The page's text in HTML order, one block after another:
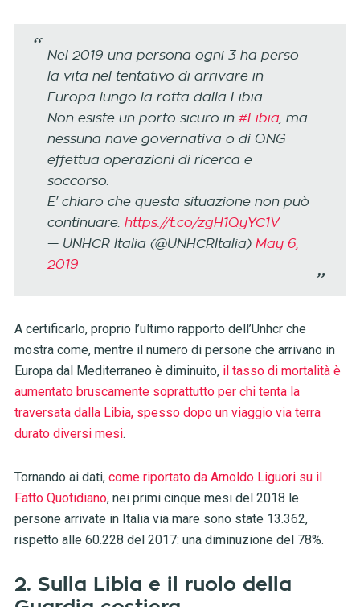
Nel 2019 una persona ogni 3 ha perso
la vita nel tentativo di arrivare in
Europa lungo la rotta dalla Libia.
Non esiste un porto sicuro in #Libia, ma
nessuna nave governativa o di ONG
effettua operazioni di ricerca e
soccorso.
E' chiaro che questa situazione non può
continuare. https://t.co/zgH1QyYC1V
— UNHCR Italia (@UNHCRItalia) May 6,
2019
A certificarlo, proprio l’ultimo rapporto dell’Unhcr che
mostra come, mentre il numero di persone che arrivano in
Europa dal Mediterraneo è diminuito, il tasso di mortalità è
aumentato bruscamente soprattutto per chi tenta la
traversata dalla Libia, spesso dopo un viaggio via terra
durato diversi mesi.
Tornando ai dati, come riportato da Arnoldo Liguori su il
Fatto Quotidiano, nei primi cinque mesi del 2018 le
persone arrivate in Italia via mare sono state 13.362,
rispetto alle 60.228 del 2017: una diminuzione del 78%.
2. Sulla Libia e il ruolo della